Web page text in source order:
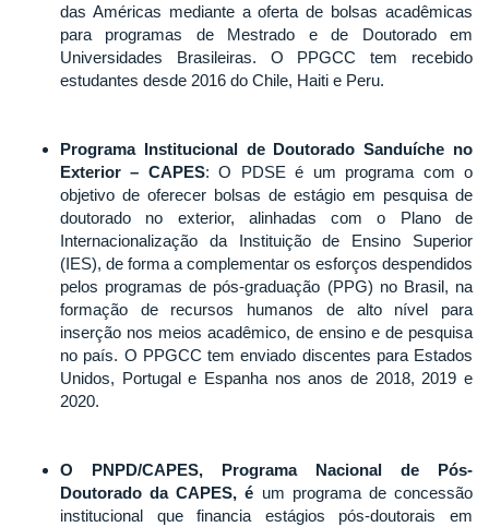
das Américas mediante a oferta de bolsas acadêmicas
para programas de Mestrado e de Doutorado em
Universidades Brasileiras. O PPGCC tem recebido
estudantes desde 2016 do Chile, Haiti e Peru.
Programa Institucional de Doutorado Sanduíche no
Exterior – CAPES: O PDSE é um programa com o
objetivo de oferecer bolsas de estágio em pesquisa de
doutorado no exterior, alinhadas com o Plano de
Internacionalização da Instituição de Ensino Superior
(IES), de forma a complementar os esforços despendidos
pelos programas de pós-graduação (PPG) no Brasil, na
formação de recursos humanos de alto nível para
inserção nos meios acadêmico, de ensino e de pesquisa
no país. O PPGCC tem enviado discentes para Estados
Unidos, Portugal e Espanha nos anos de 2018, 2019 e
2020.
O PNPD/CAPES, Programa Nacional de Pós-
Doutorado da CAPES, é um programa de concessão
institucional que financia estágios pós-doutorais em